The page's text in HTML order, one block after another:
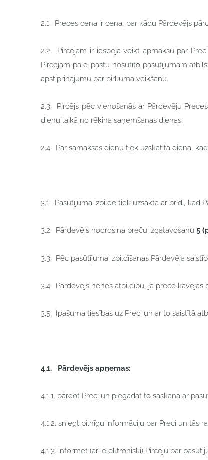
2.1. Preces cena ir cena, par kādu Pārdevējs
2.2. Pircējam ir iespēja veikt apmaksu par
Pircējam pa e-pastu nosūtīto pasūtījumam
apstiprinājumu par pirkuma veikšanu.
2.3. Pircējs pēc vienošanās ar Pārdevēju
dienu laikā no rēķina saņemšanas dienas.
2.4. Par samaksas dienu tiek uzskatīta diena,
3.1. Pasūtījuma izpilde tiek uzsākta ar brīdi, kad
3.2. Pārdevējs nodrošina preču izgatavošanu 5
3.3. Pēc pasūtījuma izpildīšanas Pārdevēja
3.4. Pārdevējs nenes atbildību, ja prece kavējas
3.5. Īpašuma tiesības uz Preci un ar to saistītā
4.1. Pārdevējs apņemas:
4.1.1. pārdot Preci un piegādāt to saskaņā ar
4.1.2. sniegt pilnīgu informāciju par Preci un tās
4.1.3. informēt (arī elektroniski) Pircēju par